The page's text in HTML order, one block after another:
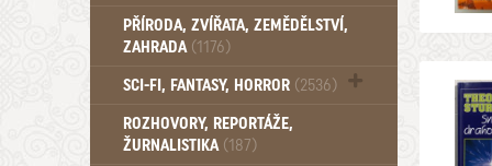
PŘÍRODA, ZVÍŘATA, ZEMĚDĚLSTVÍ,
ZAHRADA (1176)
SCI-FI, FANTASY, HORROR (2536)
UFO (14)
ROZHOVORY, REPORTÁŽE,
ŽURNALISTIKA (187)